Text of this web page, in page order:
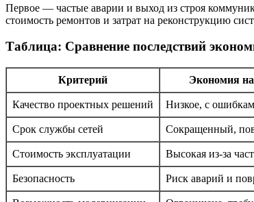
Первое — частые аварии и выход из строя
стоимость ремонтов и затрат на реконструкцию
Таблица: Сравнение последствий
Критерий Экономия
Качество проектных решений Низкое, с
Срок службы сетей Сокращенный,
Стоимость эксплуатации Высокая из-за
Безопасность Риск аварий и